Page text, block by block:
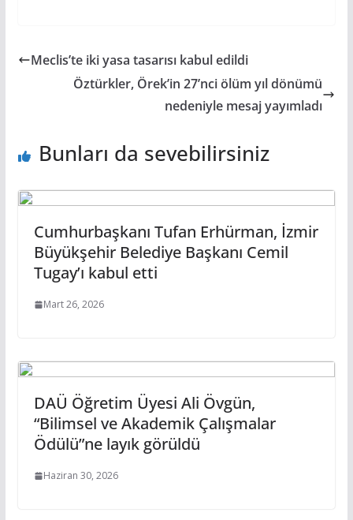
Meclis’te iki yasa tasarısı kabul edildi
Öztürkler, Örek’in 27’nci ölüm yıl dönümü
nedeniyle mesaj yayımladı
Bunları da sevebilirsiniz
Cumhurbaşkanı Tufan Erhürman, İzmir
Büyükşehir Belediye Başkanı Cemil
Tugay’ı kabul etti
Mart 26, 2026
DAÜ Öğretim Üyesi Ali Övgün,
“Bilimsel ve Akademik Çalışmalar
Ödülü”ne layık görüldü
Haziran 30, 2026